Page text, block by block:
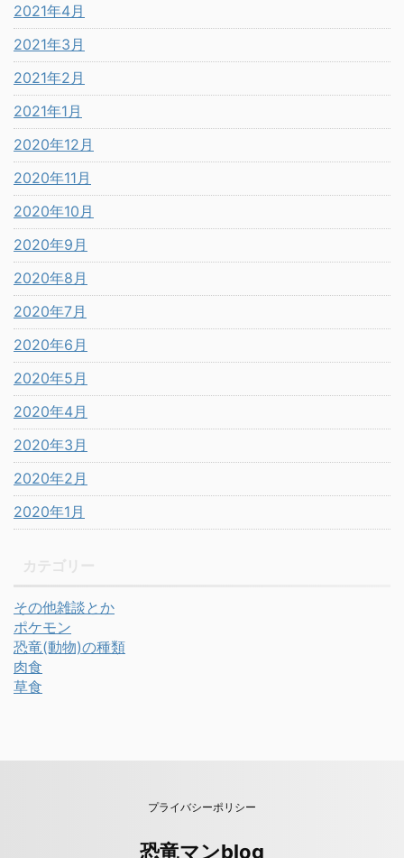
2021年4月
2021年3月
2021年2月
2021年1月
2020年12月
2020年11月
2020年10月
2020年9月
2020年8月
2020年7月
2020年6月
2020年5月
2020年4月
2020年3月
2020年2月
2020年1月
その他雑談とか
ポケモン
恐竜(動物)の種類
肉食
草食
プライバシーポリシー
恐竜マンblog